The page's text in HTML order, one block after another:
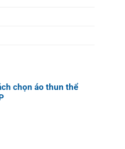
chọn áo thun thể